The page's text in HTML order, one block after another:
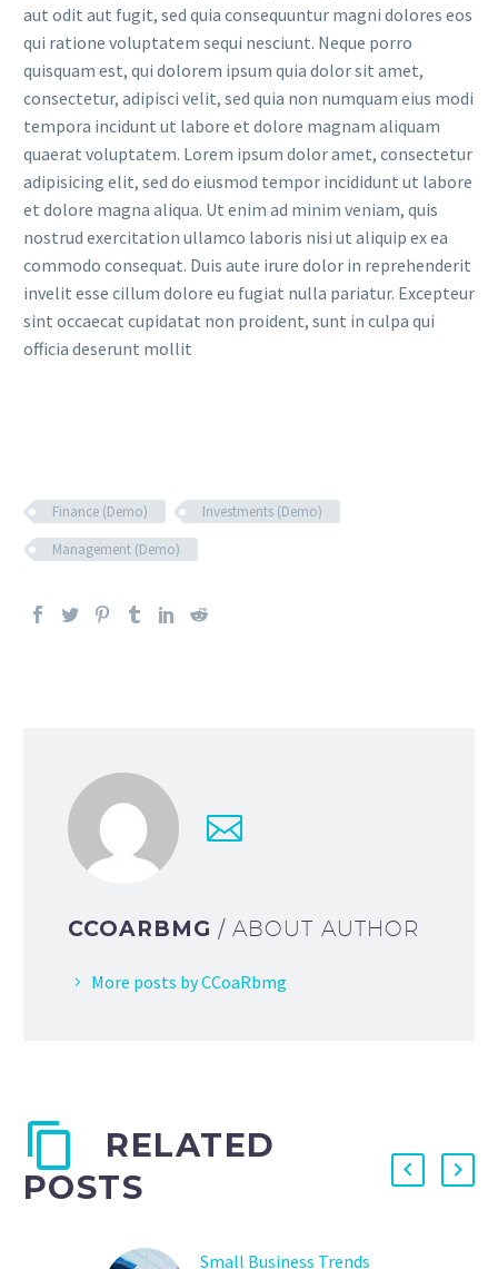
aut odit aut fugit, sed quia consequuntur magni dolores eos
qui ratione voluptatem sequi nesciunt. Neque porro
quisquam est, qui dolorem ipsum quia dolor sit amet,
consectetur, adipisci velit, sed quia non numquam eius modi
tempora incidunt ut labore et dolore magnam aliquam
quaerat voluptatem. Lorem ipsum dolor amet, consectetur
adipisicing elit, sed do eiusmod tempor incididunt ut labore
et dolore magna aliqua. Ut enim ad minim veniam, quis
nostrud exercitation ullamco laboris nisi ut aliquip ex ea
commodo consequat. Duis aute irure dolor in reprehenderit
invelit esse cillum dolore eu fugiat nulla pariatur. Excepteur
sint occaecat cupidatat non proident, sunt in culpa qui
officia deserunt mollit
Finance (Demo)
Investments (Demo)
Management (Demo)
CCOARBMG / ABOUT AUTHOR
More posts by CCoaRbmg
RELATED
POSTS
Small Business Trends